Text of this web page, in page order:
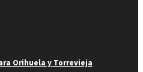
Orihuela y Torrevieja